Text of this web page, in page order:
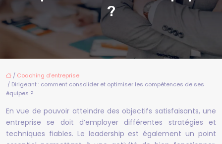
?
/ Coaching d'entreprise
/ Dirigeant : comment consolider et optimiser les compétences de ses
équipes ?
En vue de pouvoir atteindre des objectifs satisfaisants, une
entreprise se doit d’employer différentes stratégies et
techniques fiables. Le leadership est également un point